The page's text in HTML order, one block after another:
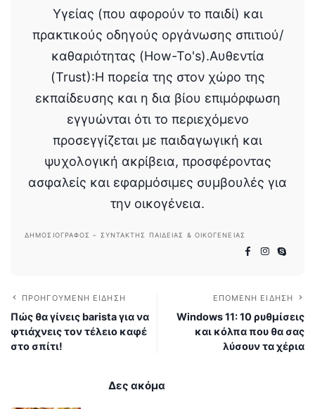
Υγείας (που αφορούν το παιδί) και
πρακτικούς οδηγούς οργάνωσης σπιτιού/
καθαριότητας (How-To's).Αυθεντία
(Trust):Η πορεία της στον χώρο της
εκπαίδευσης και η δια βίου επιμόρφωση
εγγυώνται ότι το περιεχόμενο
προσεγγίζεται με παιδαγωγική και
ψυχολογική ακρίβεια, προσφέροντας
ασφαλείς και εφαρμόσιμες συμβουλές για
την οικογένεια.
ΔΗΜΟΣΙΟΓΡΆΦΟΣ – ΣΥΝΤΆΚΤΗΣ ΠΑΙΔΕΊΑΣ & ΟΙΚΟΓΈΝΕΙΑΣ
ΠΡΟΗΓΟΎΜΕΝΗ ΕΊΔΗΣΗ
Πώς θα γίνεις barista για να
φτιάχνεις τον τέλειο καφέ
στο σπίτι!
ΕΠΌΜΕΝΗ ΕΊΔΗΣΗ
Windows 11: 10 ρυθμίσεις
και κόλπα που θα σας
λύσουν τα χέρια
Δες ακόμα